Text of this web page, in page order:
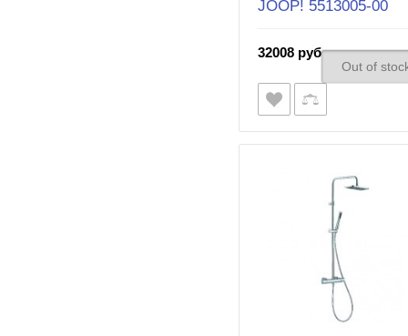
JOOP! 5513005-00
32008 руб.
Out of